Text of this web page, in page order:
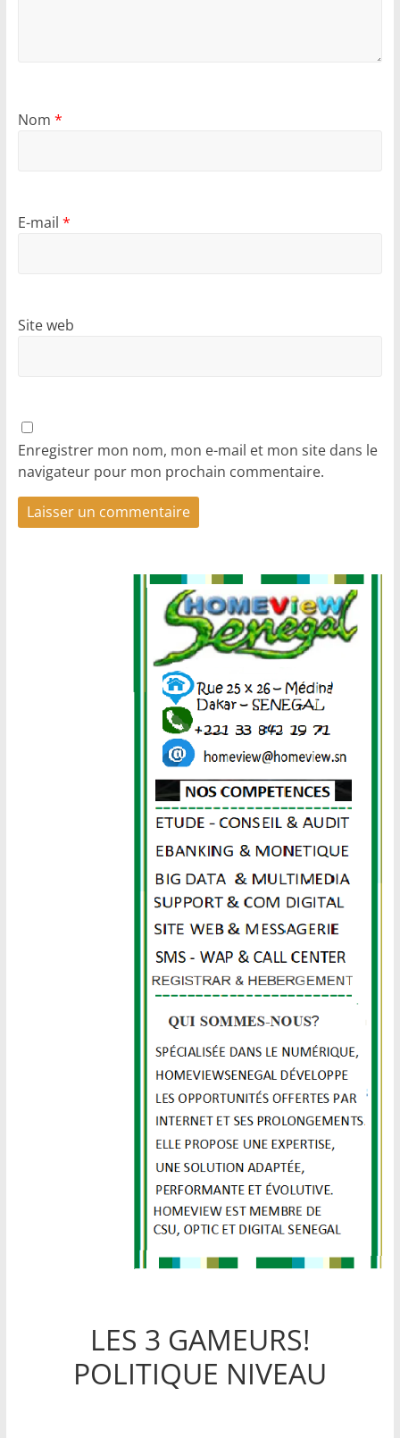
Nom *
E-mail *
Site web
Enregistrer mon nom, mon e-mail et mon site dans le
navigateur pour mon prochain commentaire.
LES 3 GAMEURS!
POLITIQUE NIVEAU